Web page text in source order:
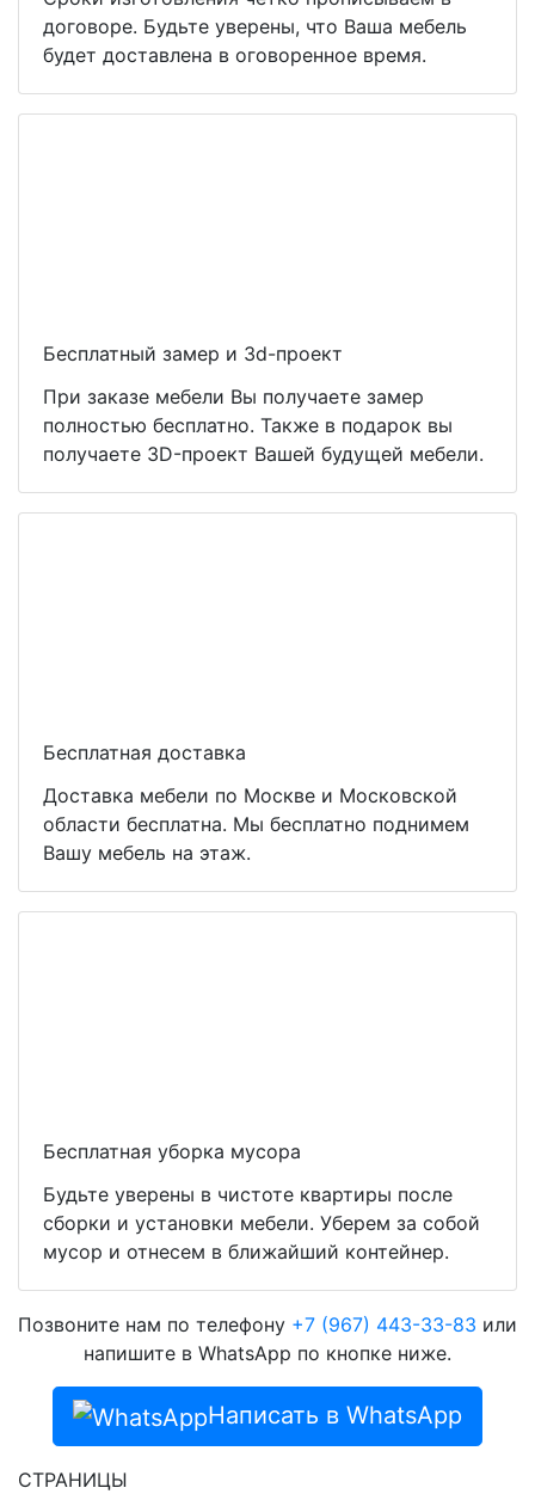
договоре. Будьте уверены, что Ваша мебель
будет доставлена в оговоренное время.
Бесплатный замер и 3d-проект
При заказе мебели Вы получаете замер
полностью бесплатно. Также в подарок вы
получаете 3D-проект Вашей будущей мебели.
Бесплатная доставка
Доставка мебели по Москве и Московской
области бесплатна. Мы бесплатно поднимем
Вашу мебель на этаж.
Бесплатная уборка мусора
Будьте уверены в чистоте квартиры после
сборки и установки мебели. Уберем за собой
мусор и отнесем в ближайший контейнер.
Позвоните нам по телефону +7 (967) 443-33-83 или
напишите в WhatsApp по кнопке ниже.
Написать в WhatsApp
СТРАНИЦЫ